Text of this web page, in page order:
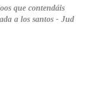
que contendáis
a los santos - Jud